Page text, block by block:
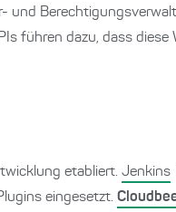
und
führen dazu, dass diese
etabliert. Jenkins
eingesetzt.